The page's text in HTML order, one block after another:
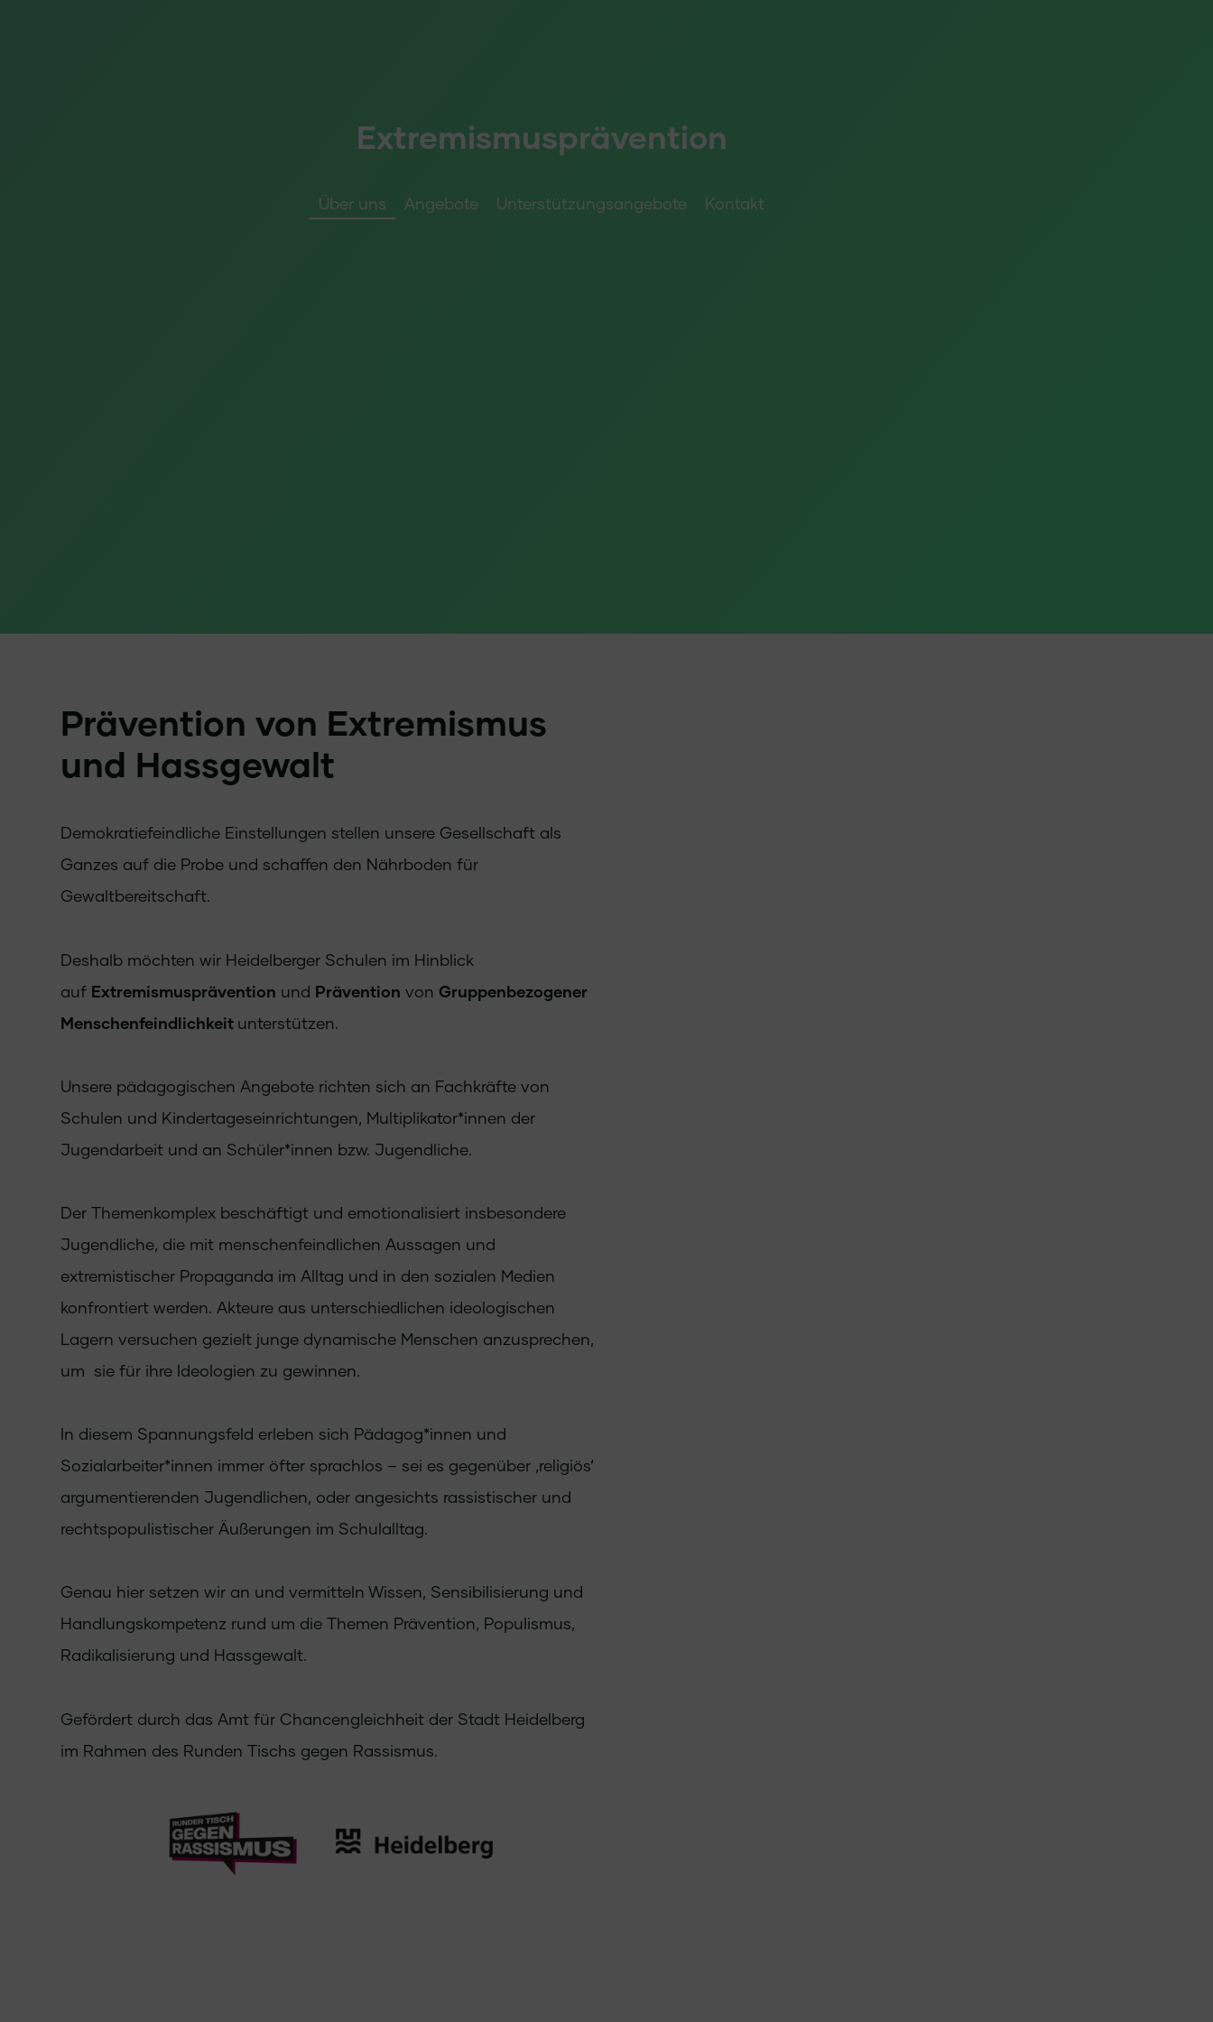
Extremismusprävention
Über uns Angebote Unterstützungsangebote Kontakt
Prävention von Extremismus
und Hassgewalt
Demokratiefeindliche Einstellungen stellen unsere Gesellschaft als
Ganzes auf die Probe und schaffen den Nährboden für
Gewaltbereitschaft.
Deshalb möchten wir Heidelberger Schulen im Hinblick
auf Extremismusprävention und Prävention vonGruppenbezogener
Menschenfeindlichkeit unterstützen.
Unsere pädagogischen Angebote richten sich an Fachkräfte von
Schulen und Kindertageseinrichtungen, Multiplikator*innen der
Jugendarbeit und an Schüler*innen bzw. Jugendliche.
Der Themenkomplex beschäftigt und emotionalisiert insbesondere
Jugendliche, die mit menschenfeindlichen Aussagen und
extremistischer Propaganda im Alltag und in den sozialen Medien
konfrontiert werden. Akteure aus unterschiedlichen ideologischen
Lagern versuchen gezielt junge dynamische Menschen anzusprechen,
um sie für ihre Ideologien zu gewinnen.
In diesem Spannungsfeld erleben sich Pädagog*innen und
Sozialarbeiter*innen immer öfter sprachlos – sei es gegenüber ‚religiös‘
argumentierenden Jugendlichen, oder angesichts rassistischer und
rechtspopulistischer Äußerungen im Schulalltag.
Genau hier setzen wir an und vermitteln Wissen, Sensibilisierung und
Handlungskompetenz rund um die Themen Prävention, Populismus,
Radikalisierung und Hassgewalt.
Gefördert durch das Amt für Chancengleichheit der Stadt Heidelberg
im Rahmen des Runden Tischs gegen Rassismus.